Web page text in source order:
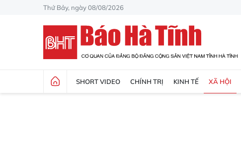
Thứ Bảy, ngày 08/08/2026
SHORT VIDEO CHÍNH TRỊ KINH TẾ XÃ HỘI